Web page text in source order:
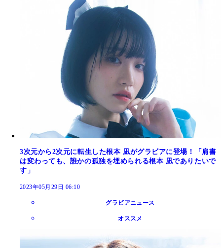
3次元から2次元に転生した根本 凪がグラビアに登場！「肩書
は変わっても、誰かの孤独を埋められる根本 凪でありたいで
す」
2023年05月29日 06:10
グラビアニュース
オススメ